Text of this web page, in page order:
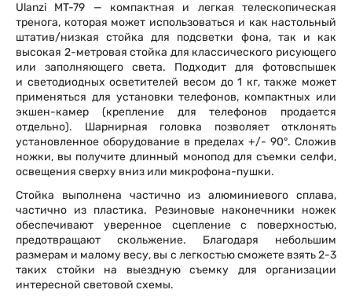
Ulanzi MT-79 — компактная и легкая телескопическая
тренога, которая может использоваться и как настольный
штатив/низкая стойка для подсветки фона, так и как
высокая 2-метровая стойка для классического рисующего
или заполняющего света. Подходит для фотовспышек
и светодиодных осветителей весом до 1 кг, также может
применяться для установки телефонов, компактных или
экшен-камер (крепление для телефонов продается
отдельно). Шарнирная головка позволяет отклонять
установленное оборудование в пределах +/- 90°. Сложив
ножки, вы получите длинный монопод для съемки селфи,
освещения сверху вниз или микрофона-пушки.
Стойка выполнена частично из алюминиевого сплава,
частично из пластика. Резиновые наконечники ножек
обеспечивают уверенное сцепление с поверхностью,
предотвращают скольжение. Благодаря небольшим
размерам и малому весу, вы с легкостью сможете взять 2-3
таких стойки на выездную съемку для организации
интересной световой схемы.